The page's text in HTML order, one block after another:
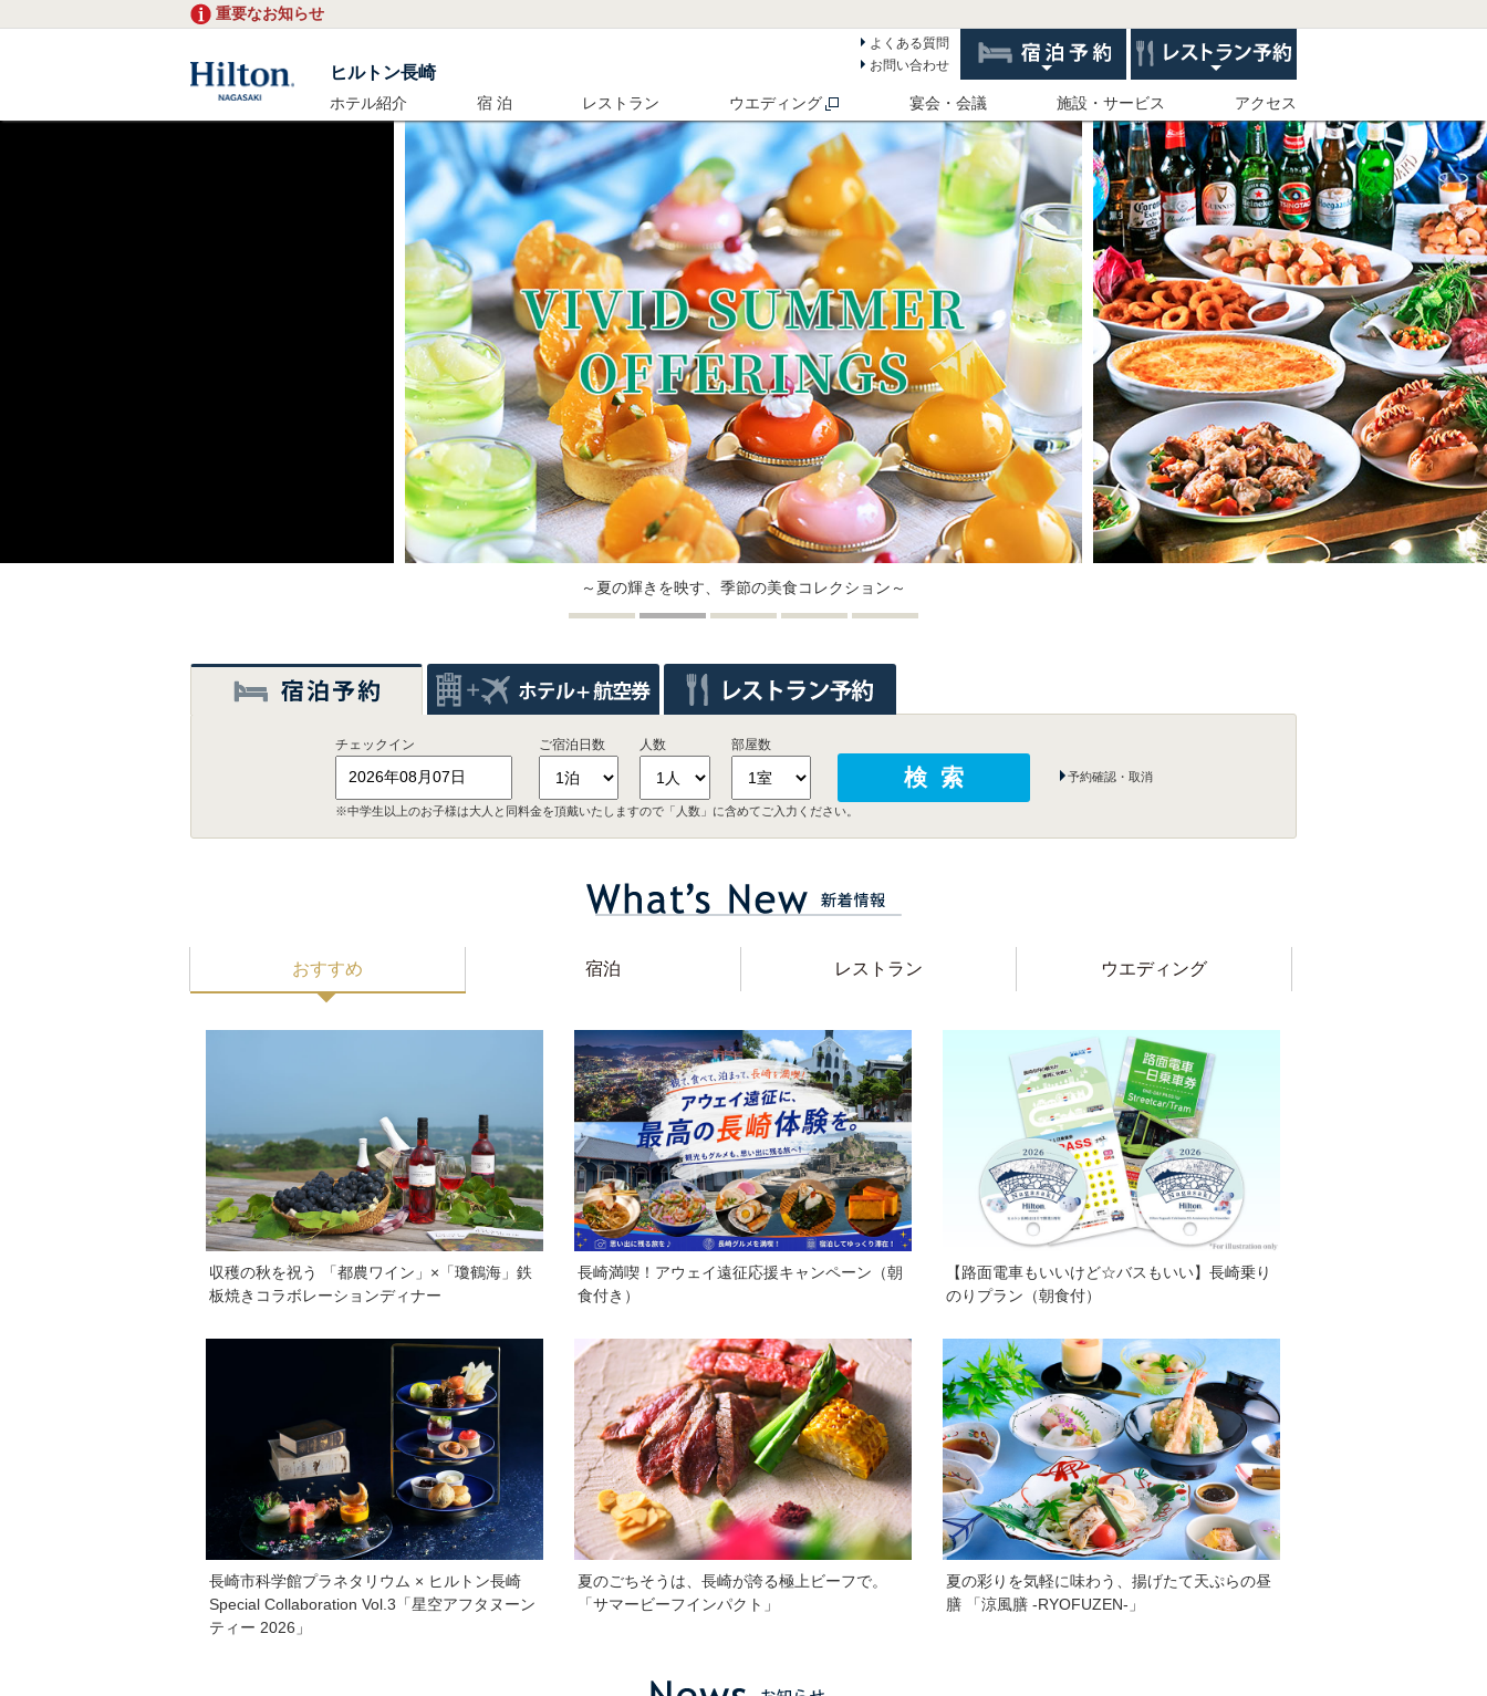
重要なお知らせ
ヒルトン長崎
よくある質問
お問い合わせ
ホテル紹介 宿 泊 レストラン ウエディング 宴会・会議 施設・サービス アクセス
～夏の輝きを映す、季節の美食コレクション～
チェックイン ご宿泊日数 人数 部屋数
予約確認・取消
※中学生以上のお子様は大人と同料金を頂戴いたしますので「人数」に含めてご入力ください。
おすすめ 宿泊 レストラン ウエディング
収穫の秋を祝う 「都農ワイン」×「瓊鶴海」鉄
板焼きコラボレーションディナー
長崎満喫！アウェイ遠征応援キャンペーン（朝
食付き）
【路面電車もいいけど☆バスもいい】長崎乗り
のりプラン（朝食付）
長崎市科学館プラネタリウム × ヒルトン長崎
Special Collaboration Vol.3「星空アフタヌーン
ティー 2026」
夏のごちそうは、長崎が誇る極上ビーフで。
「サマービーフインパクト」
夏の彩りを気軽に味わう、揚げたて天ぷらの昼
膳 「涼風膳 -RYOFUZEN-」